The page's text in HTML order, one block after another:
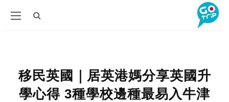
移民英國｜居英港媽分享英國升
學心得 3種學校邊種最易入牛津